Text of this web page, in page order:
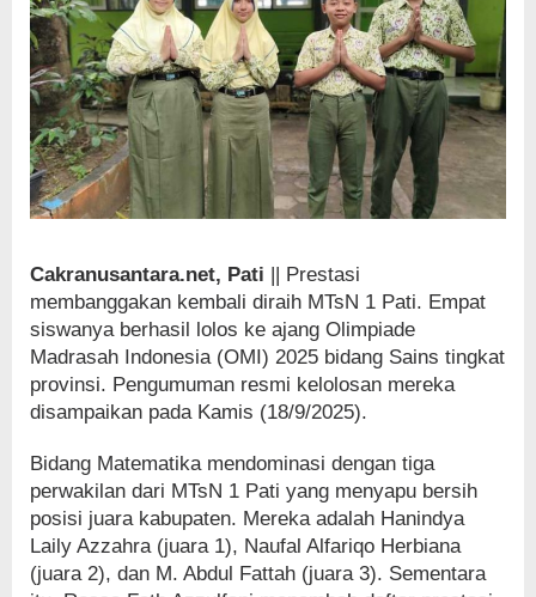
Cakranusantara.net, Pati || Prestasi
membanggakan kembali diraih MTsN 1 Pati. Empat
siswanya berhasil lolos ke ajang Olimpiade
Madrasah Indonesia (OMI) 2025 bidang Sains tingkat
provinsi. Pengumuman resmi kelolosan mereka
disampaikan pada Kamis (18/9/2025).
Bidang Matematika mendominasi dengan tiga
perwakilan dari MTsN 1 Pati yang menyapu bersih
posisi juara kabupaten. Mereka adalah Hanindya
Laily Azzahra (juara 1), Naufal Alfariqo Herbiana
(juara 2), dan M. Abdul Fattah (juara 3). Sementara